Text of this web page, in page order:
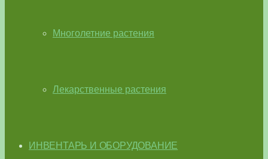
Многолетние растения
Лекарственные растения
ИНВЕНТАРЬ И ОБОРУДОВАНИЕ